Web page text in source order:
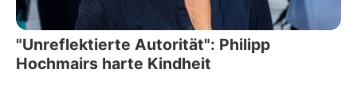
"Unreflektierte Autorität": Philipp
Hochmairs harte Kindheit